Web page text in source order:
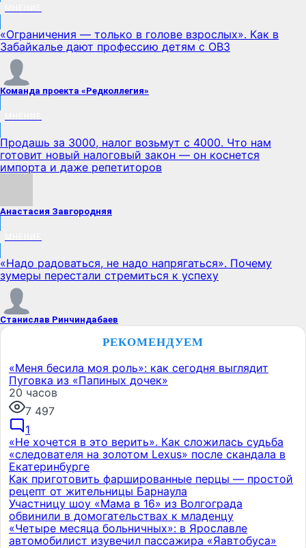
«Ограничения — только в голове взрослых». Как в
Забайкалье дают профессию детям с ОВЗ
Команда проекта «Редколлегия»
Продашь за 3000, налог возьмут с 4000. Что нам
готовит новый налоговый закон — он коснется
импорта и даже репетиторов
Анастасия Завгородняя
«Надо радоваться, не надо напрягаться». Почему
зумеры перестали стремиться к успеху
Станислав Ринчиндабаев
РЕКОМЕНДУЕМ
«Меня бесила моя роль»: как сегодня выглядит
Пуговка из «Папиных дочек»
20 часов
7 497
1
«Не хочется в это верить». Как сложилась судьба
«следователя на золотом Lexus» после скандала в
Екатеринбурге
Как приготовить фаршированные перцы — простой
рецепт от жительницы Барнаула
Участницу шоу «Мама в 16» из Волгограда
обвинили в домогательствах к младенцу
«Четыре месяца больничных»: в Ярославле
автомобилист изувечил пассажира «Яавтобуса»